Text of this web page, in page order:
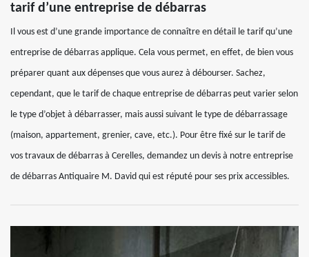
tarif d’une entreprise de débarras
Il vous est d’une grande importance de connaître en détail le tarif qu’une
entreprise de débarras applique. Cela vous permet, en effet, de bien vous
préparer quant aux dépenses que vous aurez à débourser. Sachez,
cependant, que le tarif de chaque entreprise de débarras peut varier selon
le type d’objet à débarrasser, mais aussi suivant le type de débarrassage
(maison, appartement, grenier, cave, etc.). Pour être fixé sur le tarif de
vos travaux de débarras à Cerelles, demandez un devis à notre entreprise
de débarras Antiquaire M. David qui est réputé pour ses prix accessibles.